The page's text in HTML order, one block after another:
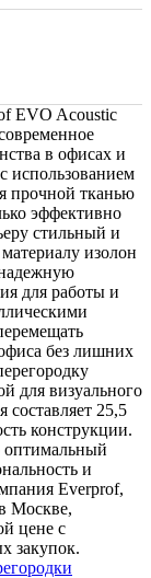
EVO Acoustic
в офисах и
использованием
прочной тканью
эффективно
стильный и
изолон
для работы и
без лишних
для визуального
составляет 25,5
конструкции.
и
Everprof,
Москве,
цене с
закупок.